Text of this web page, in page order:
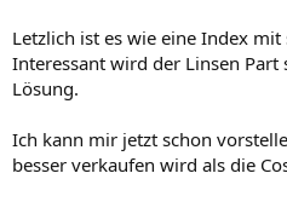
Letzlich ist es wie eine Index
Interessant wird der Linsen Part
Lösung.
Ich kann mir jetzt schon
besser verkaufen wird als die